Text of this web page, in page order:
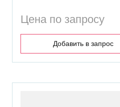
Цена по запросу
Добавить в запрос